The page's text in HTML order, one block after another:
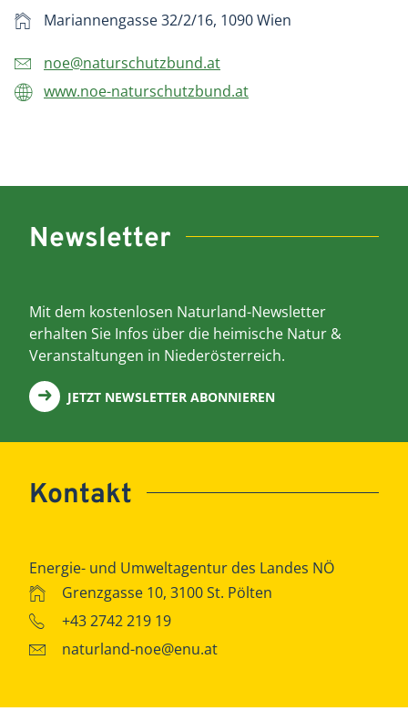
Mariannengasse 32/2/16, 1090 Wien
noe@naturschutzbund.at
www.noe-naturschutzbund.at
Newsletter
Mit dem kostenlosen Naturland-Newsletter
erhalten Sie Infos über die heimische Natur &
Veranstaltungen in Niederösterreich.
JETZT NEWSLETTER ABONNIEREN
Kontakt
Energie- und Umweltagentur des Landes NÖ
Grenzgasse 10, 3100 St. Pölten
+43 2742 219 19
naturland-noe@enu.at